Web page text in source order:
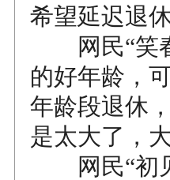
希望延迟退
网民“笑春
的好年龄，
年龄段退休
是太大了，
网民“初见